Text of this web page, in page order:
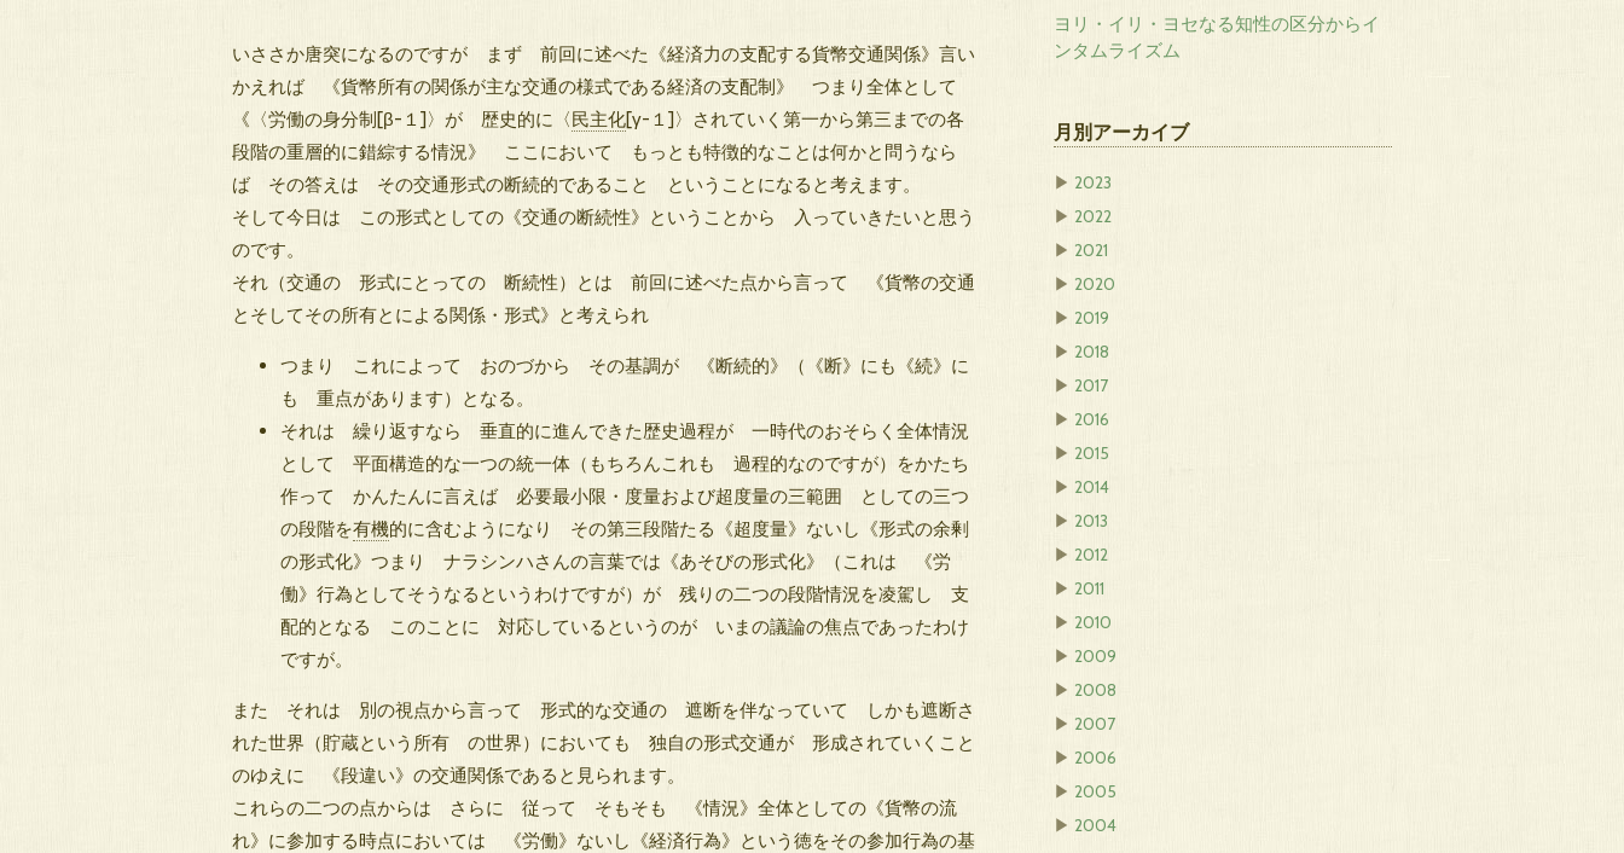
いささか唐突になるのですが まず 前回に述べた《経済力の支配する貨幣交通関係》言い
かえれば 《貨幣所有の関係が主な交通の様式である経済の支配制》 つまり全体として
《〈労働の身分制[β-１]〉が 歴史的に〈民主化[γ-１]〉されていく第一から第三までの各
段階の重層的に錯綜する情況》 ここにおいて もっとも特徴的なことは何かと問うなら
ば その答えは その交通形式の断続的であること ということになると考えます。
そして今日は この形式としての《交通の断続性》ということから 入っていきたいと思う
のです。
それ（交通の 形式にとっての 断続性）とは 前回に述べた点から言って 《貨幣の交通
とそしてその所有とによる関係・形式》と考えられ
つまり これによって おのづから その基調が 《断続的》（《断》にも《続》に
も 重点があります）となる。
それは 繰り返すなら 垂直的に進んできた歴史過程が 一時代のおそらく全体情況
として 平面構造的な一つの統一体（もちろんこれも 過程的なのですが）をかたち
作って かんたんに言えば 必要最小限・度量および超度量の三範囲 としての三つ
の段階を有機的に含むようになり その第三段階たる《超度量》ないし《形式の余剰
の形式化》つまり ナラシンハさんの言葉では《あそびの形式化》（これは 《労
働》行為としてそうなるというわけですが）が 残りの二つの段階情況を凌駕し 支
配的となる このことに 対応しているというのが いまの議論の焦点であったわけ
ですが。
また それは 別の視点から言って 形式的な交通の 遮断を伴なっていて しかも遮断さ
れた世界（貯蔵という所有 の世界）においても 独自の形式交通が 形成されていくこと
のゆえに 《段違い》の交通関係であると見られます。
これらの二つの点からは さらに 従って そもそも 《情況》全体としての《貨幣の流
れ》に参加する時点においては 《労働》ないし《経済行為》という徳をその参加行為の基
ヨリ・イリ・ヨセなる知性の区分からイ
ンタムライズム
月別アーカイブ
▶ 2023
▶ 2022
▶ 2021
▶ 2020
▶ 2019
▶ 2018
▶ 2017
▶ 2016
▶ 2015
▶ 2014
▶ 2013
▶ 2012
▶ 2011
▶ 2010
▶ 2009
▶ 2008
▶ 2007
▶ 2006
▶ 2005
▶ 2004